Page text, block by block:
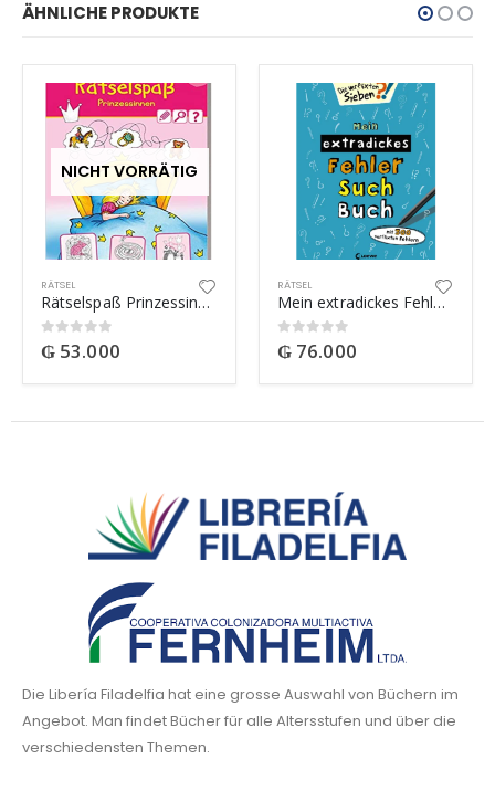
ÄHNLICHE PRODUKTE
NICHT VORRÄTIG
RÄTSEL
Rätselspaß Prinzessinnen ab 6 Jahren
0out of 5
₲ 53.000
RÄTSEL
Mein extradickes Fehler-Such-Buch (petrol)
0out of 5
₲ 76.000
Die Libería Filadelfia hat eine grosse Auswahl von Büchern im
Angebot. Man findet Bücher für alle Altersstufen und über die
verschiedensten Themen.